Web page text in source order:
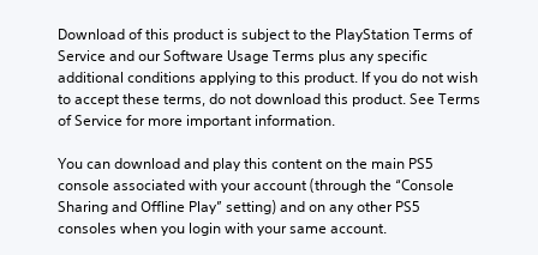
Download of this product is subject to the PlayStation Terms of
Service and our Software Usage Terms plus any specific
additional conditions applying to this product. If you do not wish
to accept these terms, do not download this product. See Terms
of Service for more important information.
You can download and play this content on the main PS5
console associated with your account (through the “Console
Sharing and Offline Play” setting) and on any other PS5
consoles when you login with your same account.